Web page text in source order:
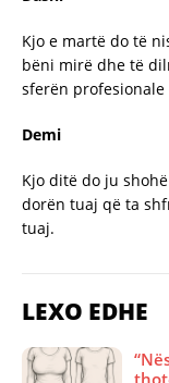
Kjo e martë do të
bëni mirë dhe të
sferën
Demi
Kjo ditë do ju
dorën tuaj që ta
tuaj.
LEXO EDHE